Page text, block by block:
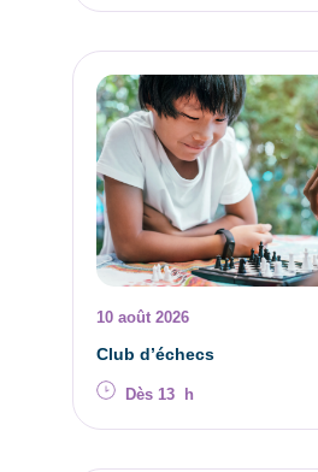
10 août 2026
Club d’échecs
Dès 13 h